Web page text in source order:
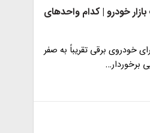
خودرو | کدام واحدهای
خودروی برقی تقریباً به صفر
برخوردار…